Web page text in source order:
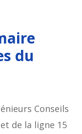
du
Conseils
de la ligne 15